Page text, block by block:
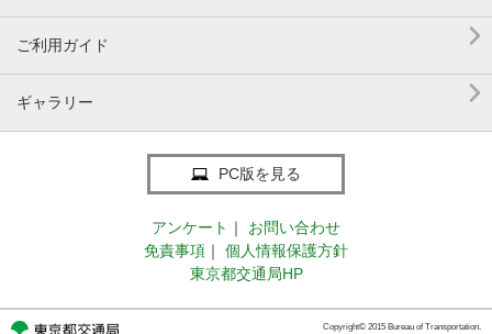
ご利用ガイド 
ギャラリー 
PC版を見る
アンケート ｜
お問い合わせ
免責事項 ｜
個人情報保護方針
東京都交通局HP
Copyright© 2015 Bureau of Transportation.